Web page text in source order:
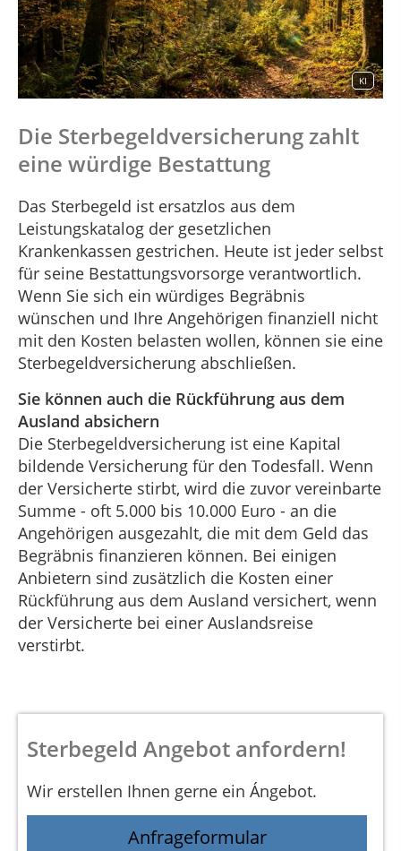
KI
Die Sterbegeldversicherung zahlt
eine würdige Bestattung
Das Sterbegeld ist ersatzlos aus dem
Leistungskatalog der gesetzlichen
Krankenkassen gestrichen. Heute ist jeder selbst
für seine Bestattungsvorsorge verantwortlich.
Wenn Sie sich ein würdiges Begräbnis
wünschen und Ihre Angehörigen finanziell nicht
mit den Kosten belasten wollen, können sie eine
Sterbegeldversicherung abschließen.
Sie können auch die Rückführung aus dem
Ausland absichern
Die Sterbegeldversicherung ist eine Kapital
bildende Versicherung für den Todesfall. Wenn
der Versicherte stirbt, wird die zuvor vereinbarte
Summe - oft 5.000 bis 10.000 Euro - an die
Angehörigen ausgezahlt, die mit dem Geld das
Begräbnis finanzieren können. Bei einigen
Anbietern sind zusätzlich die Kosten einer
Rückführung aus dem Ausland versichert, wenn
der Versicherte bei einer Auslandsreise
verstirbt.
Sterbegeld Angebot anfordern!
Wir erstellen Ihnen gerne ein Ángebot.
Anfrageformular